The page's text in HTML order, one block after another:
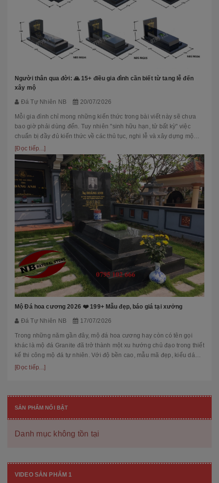
Người thân qua đời: 🙏 15+ điều gia đình cần biết từ tang lễ đến
xây mộ
Đá Tự Nhiên NB 20/07/2026
Mỗi gia đình chỉ mong những kiến thức trong bài viết này sẽ chưa
bao giờ phải dùng đến. Tuy nhiên "sinh hữu hạn, tử bất kỳ" việc
chuẩn bị đầy đủ kiến thức về các thủ tục, nghi lễ và xây dựng mộ
phầ...
[Đọc tiếp...]
Mộ Đá hoa cương 2026 ❤️ 199+ Mẫu đẹp, báo giá tại xưởng
Đá Tự Nhiên NB 17/07/2026
Trong những năm gần đây, mộ đá hoa cương hay còn có tên gọi
khác là mộ đá Granite đã trở thành một xu hướng chủ đạo trong thiết
kế thi công mộ đá tự nhiên. Với độ bền cao, mẫu mã đẹp, kiểu dáng
hiệ...
[Đọc tiếp...]
SẢN PHẨM NỔI BẬT
Danh mục không tồn tại
VIDEO SẢN PHẨM 1